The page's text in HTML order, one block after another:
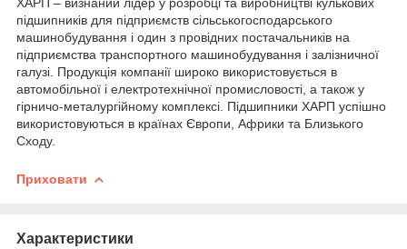
підшипників для підприємств сільськогосподарського
машинобудування і один з провідних постачальників на
підприємства транспортного машинобудування і залізничної
галузі. Продукція компанії широко використовується в
автомобільної і електротехнічної промисловості, а також у
гірничо-металургійному комплексі. Підшипники ХАРП успішно
використовуються в країнах Європи, Африки та Близького
Сходу.
Приховати
Характеристики